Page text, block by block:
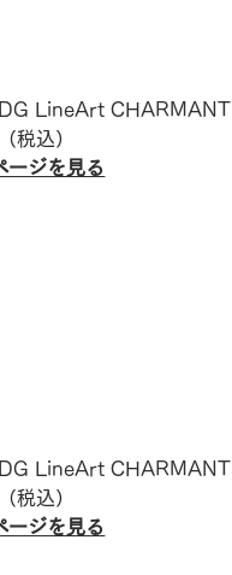
LineArt CHARMANT
（税込）
ージを見る
LineArt CHARMANT
（税込）
ージを見る